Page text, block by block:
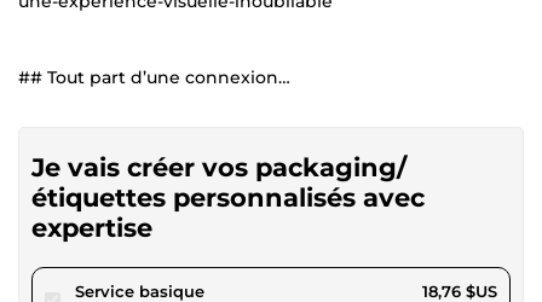
## Tout part d’une connexion…
Je vais créer vos packaging/
étiquettes personnalisés avec
expertise
Service basiquepour 17,28 $US 18,76 $US